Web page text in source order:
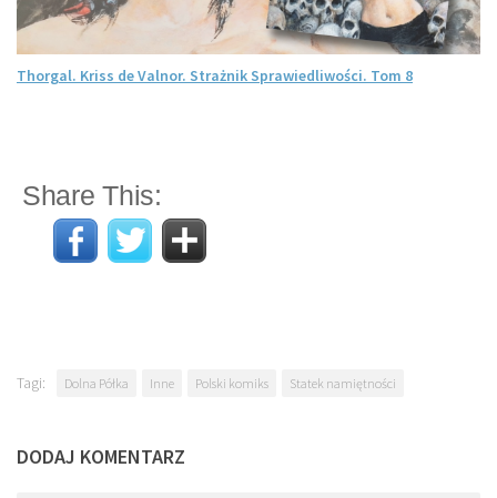
Thorgal. Kriss de Valnor. Strażnik Sprawiedliwości. Tom 8
Share This:
Tagi: Dolna Półka Inne Polski komiks Statek namiętności
DODAJ KOMENTARZ